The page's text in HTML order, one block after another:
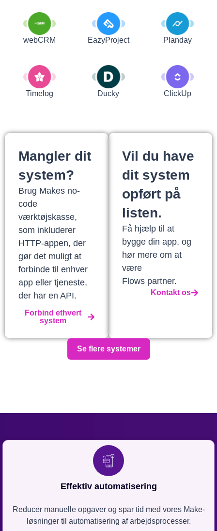
webCRM EazyProject Planday
Timelog Ducky ClickUp
Mangler dit
system?
Brug Makes no-
code
værktøjskasse,
som inkluderer
HTTP-appen, der
gør det muligt at
forbinde til enhver
app eller tjeneste,
der har en API.
Forbind ethvert
system
Vil du have
dit system
opført på
listen.
Få hjælp til at
bygge din app, og
hør mere om at
være
Flows partner.
Kontakt os
Se flere systemer
Effektiv automatisering
Reducer manuelle opgaver og spar tid med vores Make-
løsninger til automatisering af arbejdsprocesser.